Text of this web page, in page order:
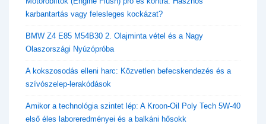
karbantartás vagy felesleges kockázat?
BMW Z4 E85 M54B30 2. Olajminta vétel és a Nagy
Olaszországi Nyúzópróba
A kokszosodás elleni harc: Közvetlen befecskendezés és a
szívószelep-lerakódások
Amikor a technológia szintet lép: A Kroon-Oil Poly Tech 5W-40
első éles laboreredményei és a balkáni hősokk